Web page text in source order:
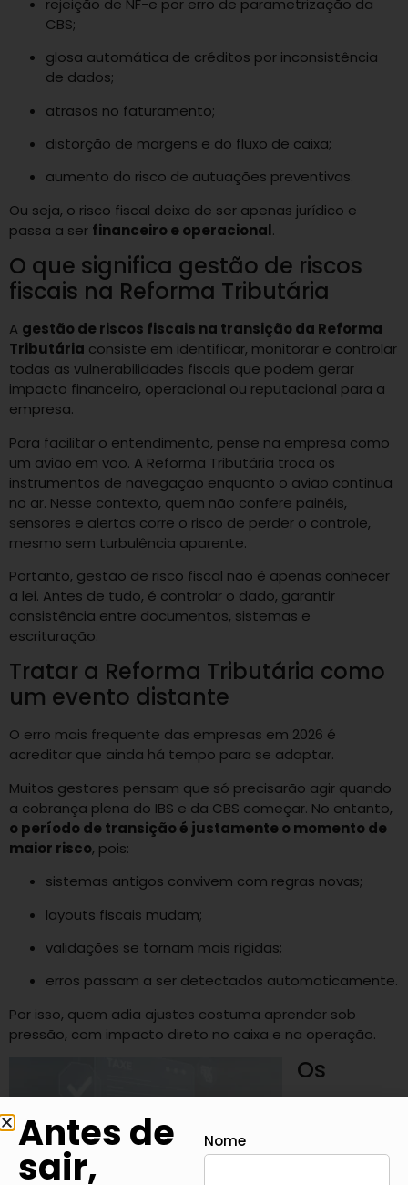
rejeição de NF-e por erro de parametrização da
CBS;
glosa automática de créditos por inconsistência
de dados;
atrasos no faturamento;
distorção de margens e do fluxo de caixa;
aumento do risco de autuações preventivas.
Ou seja, o risco fiscal deixa de ser apenas jurídico e
passa a ser financeiro e operacional.
O que significa gestão de riscos
fiscais na Reforma Tributária
A gestão de riscos fiscais na transição da Reforma
Tributária consiste em identificar, monitorar e controlar
todas as vulnerabilidades fiscais que podem gerar
impacto financeiro, operacional ou reputacional para a
empresa.
Para facilitar o entendimento, pense na empresa como
um avião em voo. A Reforma Tributária troca os
instrumentos de navegação enquanto o avião continua
no ar. Nesse contexto, quem não confere painéis,
sensores e alertas corre o risco de perder o controle,
mesmo sem turbulência aparente.
Portanto, gestão de risco fiscal não é apenas conhecer
a lei. Antes de tudo, é controlar o dado, garantir
consistência entre documentos, sistemas e
escrituração.
Tratar a Reforma Tributária como
um evento distante
O erro mais frequente das empresas em 2026 é
acreditar que ainda há tempo para se adaptar.
Muitos gestores pensam que só precisarão agir quando
a cobrança plena do IBS e da CBS começar. No entanto,
o período de transição é justamente o momento de
maior risco, pois:
sistemas antigos convivem com regras novas;
layouts fiscais mudam;
validações se tornam mais rígidas;
erros passam a ser detectados automaticamente.
Por isso, quem adia ajustes costuma aprender sob
pressão, com impacto direto no caixa e na operação.
Os
Antes de
sair,
Nome